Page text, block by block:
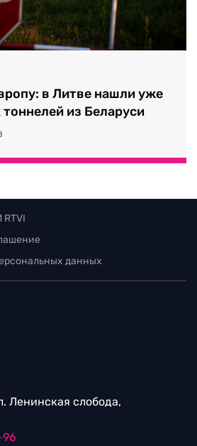
в Литве нашли уже
из Беларуси
данных
Ленинская слобода,
96